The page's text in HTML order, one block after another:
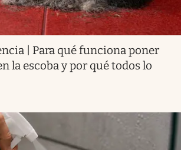
| Para qué funciona poner
la escoba y por qué todos lo